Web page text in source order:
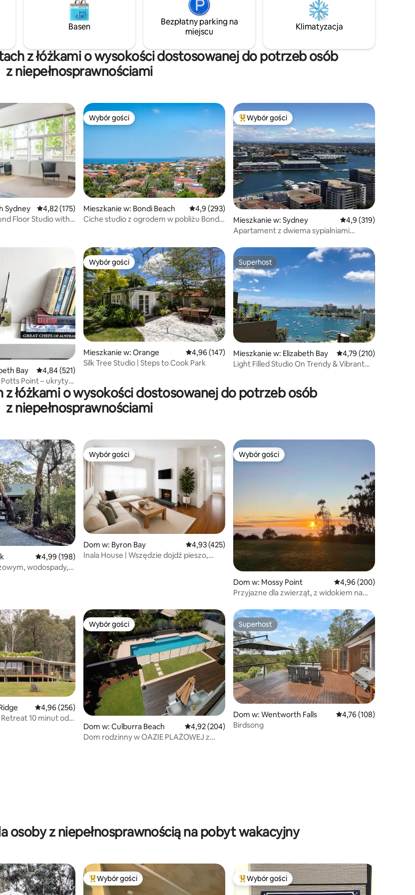
i podróżujących samotnie, którzy szukają
regenerującego wypoczynku, oferujące
idealną równowagę między
prywatnością a magią Byron Bay.
Basen
Bezpłatny parking na
miejscu
Klimatyzacja
z łóżkami o wysokości dostosowanej do potrzeb osób
z niepełnosprawnościami
206
Sydney Średnia ocena: 4,82 na 5, liczba recenzji: 175
4,82 (175)
Floor Studio with
Wybór gości
Wybór gości
Mieszkanie w: Bondi Beach Średnia ocena: 4,9 na 5, liczba recenzji: 293
4,9 (293)
Ciche studio z ogrodem w pobliżu Bondi
Najpopularniejsze z kategorii Wybór gości
Wybór gości
Mieszkanie w: Sydney Średnia ocena: 4,9
4,9 (319)
Apartament z dwiema sypialniami
261
Bay Średnia ocena: 4,84 na 5, liczba recenzji: 521
4,84 (521)
Point – ukryty
Wybór gości
Wybór gości
Mieszkanie w: Orange Średnia ocena: 4,96 na 5, liczba recenzji: 147
4,96 (147)
Silk Tree Studio | Steps to Cook Park
Superhost
Superhost
Mieszkanie w: Elizabeth Bay Średnia ocena: 4,79
4,79 (210)
Light Filled Studio On Trendy & Vibrant
łóżkami o wysokości dostosowanej do potrzeb osób
z niepełnosprawnościami
157
kategorii Wybór gości
Średnia ocena: 4,99 na 5, liczba recenzji: 198
4,99 (198)
wodospady,
Wybór gości
Wybór gości
Dom w: Byron Bay Średnia ocena: 4,93 na 5, liczba recenzji: 425
4,93 (425)
Inala House | Wszędzie dojdź pieszo,
Wybór gości
Wybór gości
Dom w: Mossy Point Średnia ocena: 4,96 na
4,96 (200)
Przyjazne dla zwierząt, z widokiem na
wielorybów
382
kategorii Wybór gości
Średnia ocena: 4,96 na 5, liczba recenzji: 256
4,96 (256)
10 minut od
Wybór gości
Wybór gości
Dom w: Culburra Beach Średnia ocena: 4,92 na 5, liczba recenzji: 204
4,92 (204)
Dom rodzinny w OAZIE PLAŻOWEJ z
Superhost
Superhost
Dom w: Wentworth Falls Średnia ocena: 4,76
4,76 (108)
Birdsong
osoby z niepełnosprawnością na pobyt wakacyjny
Najpopularniejsze z kategorii Wybór gości
Wybór gości Najpopularniejsze z kategorii Wybór gości
Wybór gości